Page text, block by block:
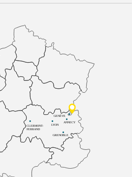
CLERMONT-
FERRAND
LYON
ANNECY
GRENOBLE
GENÈVE